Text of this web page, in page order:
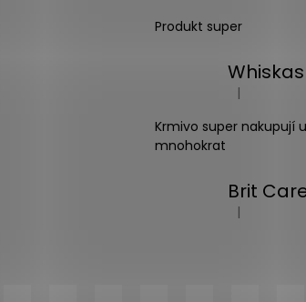
Produkt super
Hodnocení
|
Krmivo super nakupují
mnohokrat
Hodnocení
|